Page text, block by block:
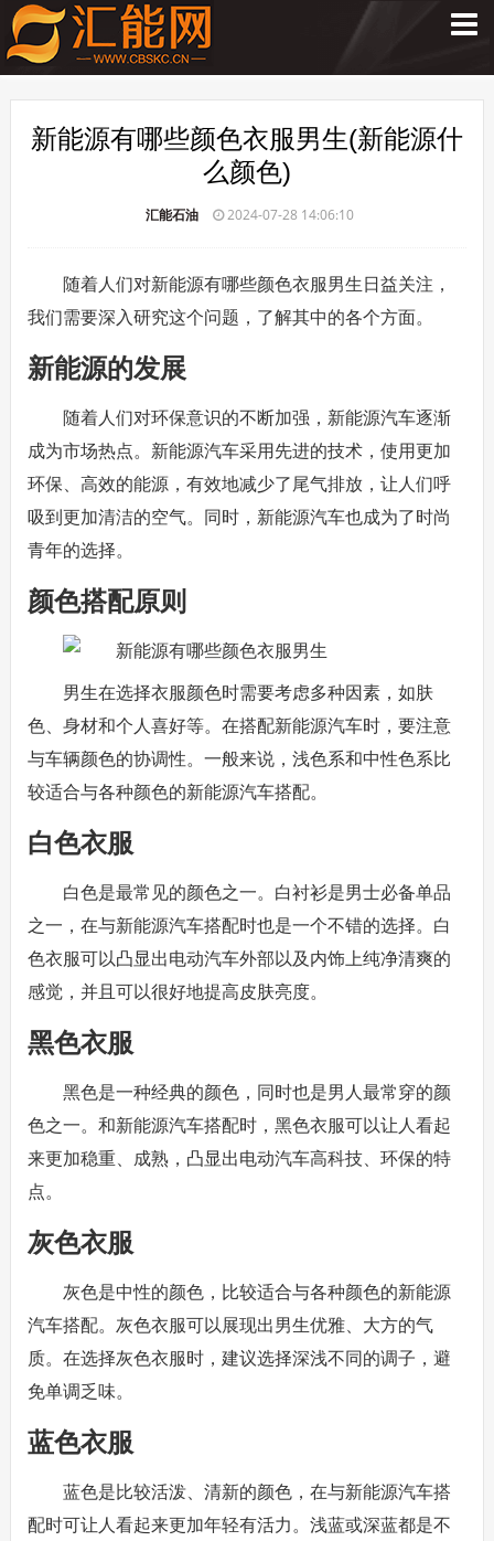
新能源有哪些颜色衣服男生(新能源什
么颜色)
汇能石油 2024-07-28 14:06:10
随着人们对新能源有哪些颜色衣服男生日益关注，
我们需要深入研究这个问题，了解其中的各个方面。
新能源的发展
随着人们对环保意识的不断加强，新能源汽车逐渐
成为市场热点。新能源汽车采用先进的技术，使用更加
环保、高效的能源，有效地减少了尾气排放，让人们呼
吸到更加清洁的空气。同时，新能源汽车也成为了时尚
青年的选择。
颜色搭配原则
男生在选择衣服颜色时需要考虑多种因素，如肤
色、身材和个人喜好等。在搭配新能源汽车时，要注意
与车辆颜色的协调性。一般来说，浅色系和中性色系比
较适合与各种颜色的新能源汽车搭配。
白色衣服
白色是最常见的颜色之一。白衬衫是男士必备单品
之一，在与新能源汽车搭配时也是一个不错的选择。白
色衣服可以凸显出电动汽车外部以及内饰上纯净清爽的
感觉，并且可以很好地提高皮肤亮度。
黑色衣服
黑色是一种经典的颜色，同时也是男人最常穿的颜
色之一。和新能源汽车搭配时，黑色衣服可以让人看起
来更加稳重、成熟，凸显出电动汽车高科技、环保的特
点。
灰色衣服
灰色是中性的颜色，比较适合与各种颜色的新能源
汽车搭配。灰色衣服可以展现出男生优雅、大方的气
质。在选择灰色衣服时，建议选择深浅不同的调子，避
免单调乏味。
蓝色衣服
蓝色是比较活泼、清新的颜色，在与新能源汽车搭
配时可让人看起来更加年轻有活力。浅蓝或深蓝都是不